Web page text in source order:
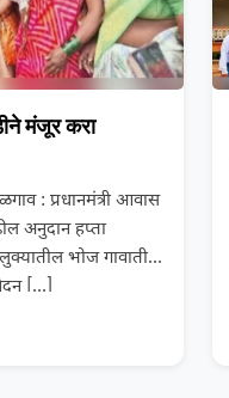
मंजूर करा
: प्रधानमंत्री आवास
अनुदान हप्ता
भोज गावातील
[…]